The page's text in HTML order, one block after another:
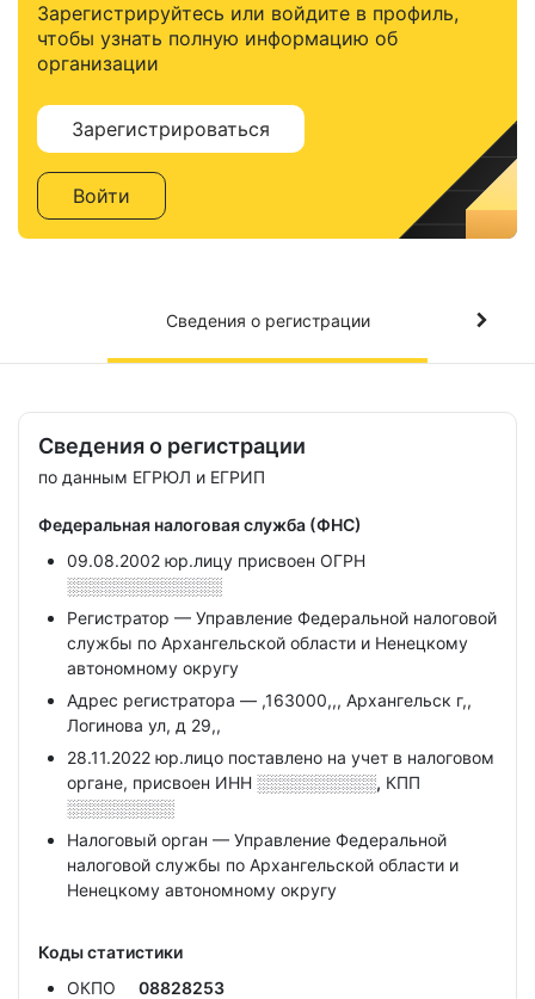
Зарегистрируйтесь или войдите в профиль,
чтобы узнать полную информацию об
организации
Зарегистрироваться
Войти
Сведения о регистрации
Сведения о регистрации
по данным ЕГРЮЛ и ЕГРИП
Федеральная налоговая служба (ФНС)
09.08.2002 юр.лицу присвоен ОГРН
░░░░░░░░░░░░░
Регистратор — Управление Федеральной налоговой
службы по Архангельской области и Ненецкому
автономному округу
Адрес регистратора — ,163000,,, Архангельск г,,
Логинова ул, д 29,,
28.11.2022 юр.лицо поставлено на учет в налоговом
органе, присвоен ИНН ░░░░░░░░░░, КПП
░░░░░░░░░
Налоговый орган — Управление Федеральной
налоговой службы по Архангельской области и
Ненецкому автономному округу
Коды статистики
ОКПО
08828253